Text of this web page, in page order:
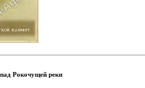
Рокочущей реки